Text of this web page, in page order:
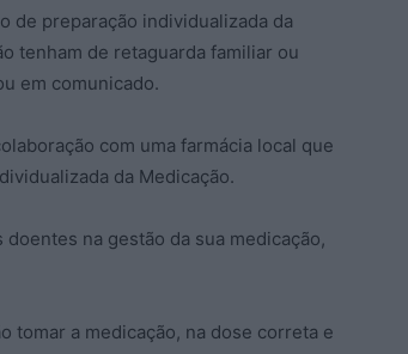
de preparação individualizada da
tenham de retaguarda familiar ou
em comunicado.
com uma farmácia local que
da Medicação.
na gestão da sua medicação,
tomar a medicação, na dose correta e